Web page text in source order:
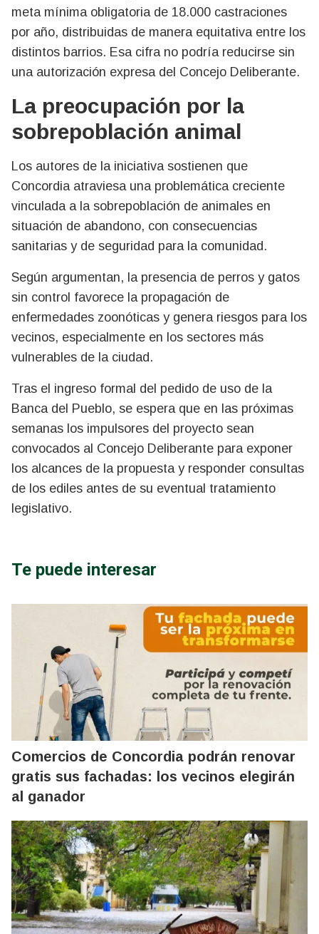
meta mínima obligatoria de 18.000 castraciones
por año, distribuidas de manera equitativa entre los
distintos barrios. Esa cifra no podría reducirse sin
una autorización expresa del Concejo Deliberante.
La preocupación por la
sobrepoblación animal
Los autores de la iniciativa sostienen que
Concordia atraviesa una problemática creciente
vinculada a la sobrepoblación de animales en
situación de abandono, con consecuencias
sanitarias y de seguridad para la comunidad.
Según argumentan, la presencia de perros y gatos
sin control favorece la propagación de
enfermedades zoonóticas y genera riesgos para los
vecinos, especialmente en los sectores más
vulnerables de la ciudad.
Tras el ingreso formal del pedido de uso de la
Banca del Pueblo, se espera que en las próximas
semanas los impulsores del proyecto sean
convocados al Concejo Deliberante para exponer
los alcances de la propuesta y responder consultas
de los ediles antes de su eventual tratamiento
legislativo.
Te puede interesar
Comercios de Concordia podrán renovar
gratis sus fachadas: los vecinos elegirán
al ganador